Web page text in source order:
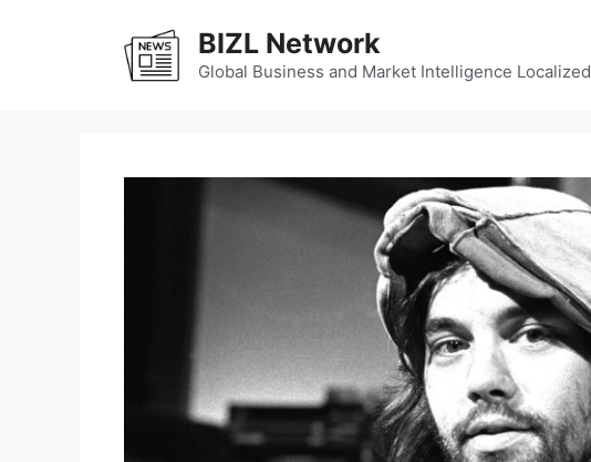
BIZL Network
Global Business and Market Intelligence Localized